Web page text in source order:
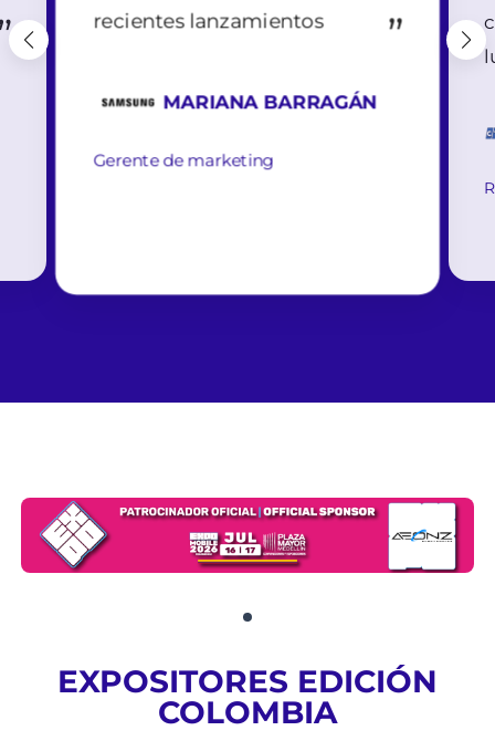
recientes lanzamientos
MARIANA BARRAGÁN
Gerente de marketing
EXPOSITORES EDICIÓN
COLOMBIA